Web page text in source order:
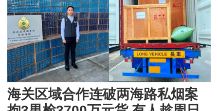
海关区域合作连破两海路私烟案